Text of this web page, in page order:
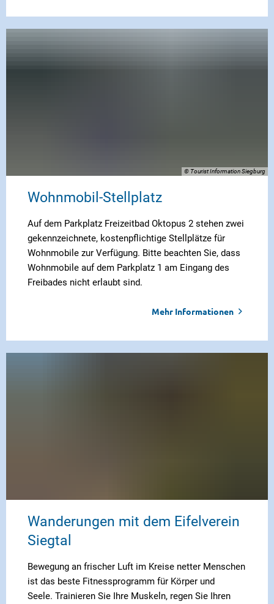
© Tourist Information Siegburg
Wohnmobil-Stellplatz
Auf dem Parkplatz Freizeitbad Oktopus 2 stehen zwei
gekennzeichnete, kostenpflichtige Stellplätze für
Wohnmobile zur Verfügung. Bitte beachten Sie, dass
Wohnmobile auf dem Parkplatz 1 am Eingang des
Freibades nicht erlaubt sind.
Mehr Informationen
Wanderungen mit dem Eifelverein
Siegtal
Bewegung an frischer Luft im Kreise netter Menschen
ist das beste Fitnessprogramm für Körper und
Seele. Trainieren Sie Ihre Muskeln, regen Sie Ihren